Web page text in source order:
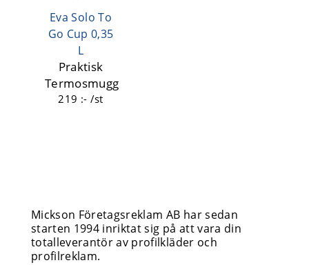
Eva Solo To
Go Cup 0,35
L
Praktisk
Termosmugg
219 :- /st
Mickson Företagsreklam AB har sedan
starten 1994 inriktat sig på att vara din
totalleverantör av profilkläder och
profilreklam.